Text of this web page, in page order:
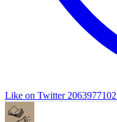
Like on Twitter